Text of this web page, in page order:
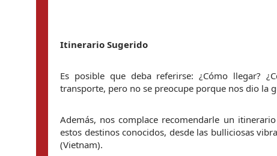
Itinerario Sugerido
Es posible que deba referirse: ¿Cómo llegar?
transporte, pero no se preocupe porque nos dio la
Además, nos complace recomendarle un
estos destinos conocidos, desde las bulliciosas
(Vietnam).